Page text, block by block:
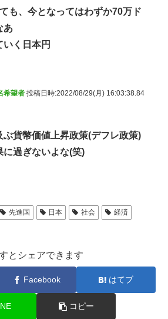
も、今となってはわずか70万ド
あ
く日本円
希望者 投稿日時:2022/08/29(月) 16:03:38.84
ぶ貨幣価値上昇政策(デフレ政策)
に過ぎないよな(笑)
先進国 日本 社会
経済
とシェアできます
Facebook はてブ
コピー